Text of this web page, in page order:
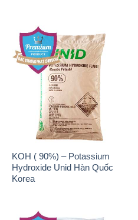
KOH ( 90%) – Potassium
Hydroxide Unid Hàn Quốc
Korea